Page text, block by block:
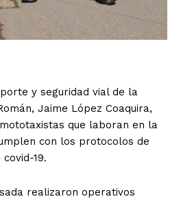
y seguridad vial de la
Jaime López Coaquira,
que laboran en la
con los protocolos de
19.
realizaron operativos